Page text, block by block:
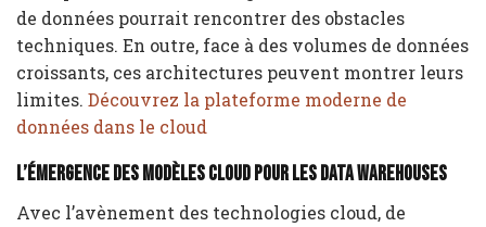
de données pourrait rencontrer des obstacles
techniques. En outre, face à des volumes de données
croissants, ces architectures peuvent montrer leurs
limites. Découvrez la plateforme moderne de
données dans le cloud
L’émergence des modèles cloud pour les data warehouses
Avec l’avènement des technologies cloud, de